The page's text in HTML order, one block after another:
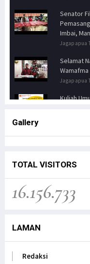
Senator
Imbai,
Jagapapua
Selamat
Wamafma
Jagapapua
Kuliah
Jagapapua
Sarana
Gallery
TOTAL VISITORS
16.156.733
LAMAN
Redaksi